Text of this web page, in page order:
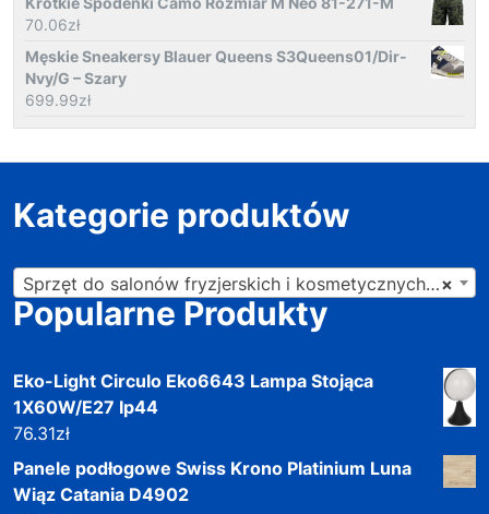
70.06zł
Męskie Sneakersy Blauer Queens S3Queens01/Dir-
Nvy/G – Szary
699.99zł
Kategorie produktów
×
Sprzęt do salonów fryzjerskich i kosmetycznych (201)
Popularne Produkty
Eko-Light Circulo Eko6643 Lampa Stojąca
1X60W/E27 Ip44
76.31zł
Panele podłogowe Swiss Krono Platinium Luna
Wiąz Catania D4902